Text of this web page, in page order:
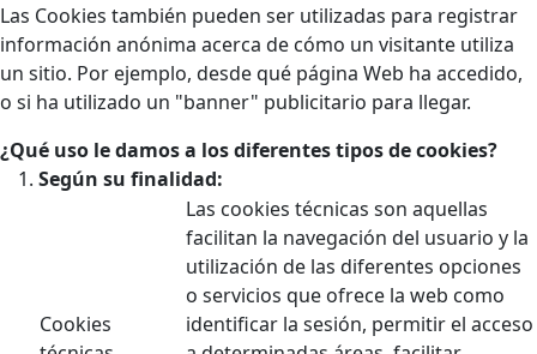
Las Cookies también pueden ser utilizadas para registrar
información anónima acerca de cómo un visitante utiliza
un sitio. Por ejemplo, desde qué página Web ha accedido,
o si ha utilizado un "banner" publicitario para llegar.
¿Qué uso le damos a los diferentes tipos de cookies?
Según su finalidad:
Cookies
Las cookies técnicas son aquellas
facilitan la navegación del usuario y la
utilización de las diferentes opciones
o servicios que ofrece la web como
identificar la sesión, permitir el acceso